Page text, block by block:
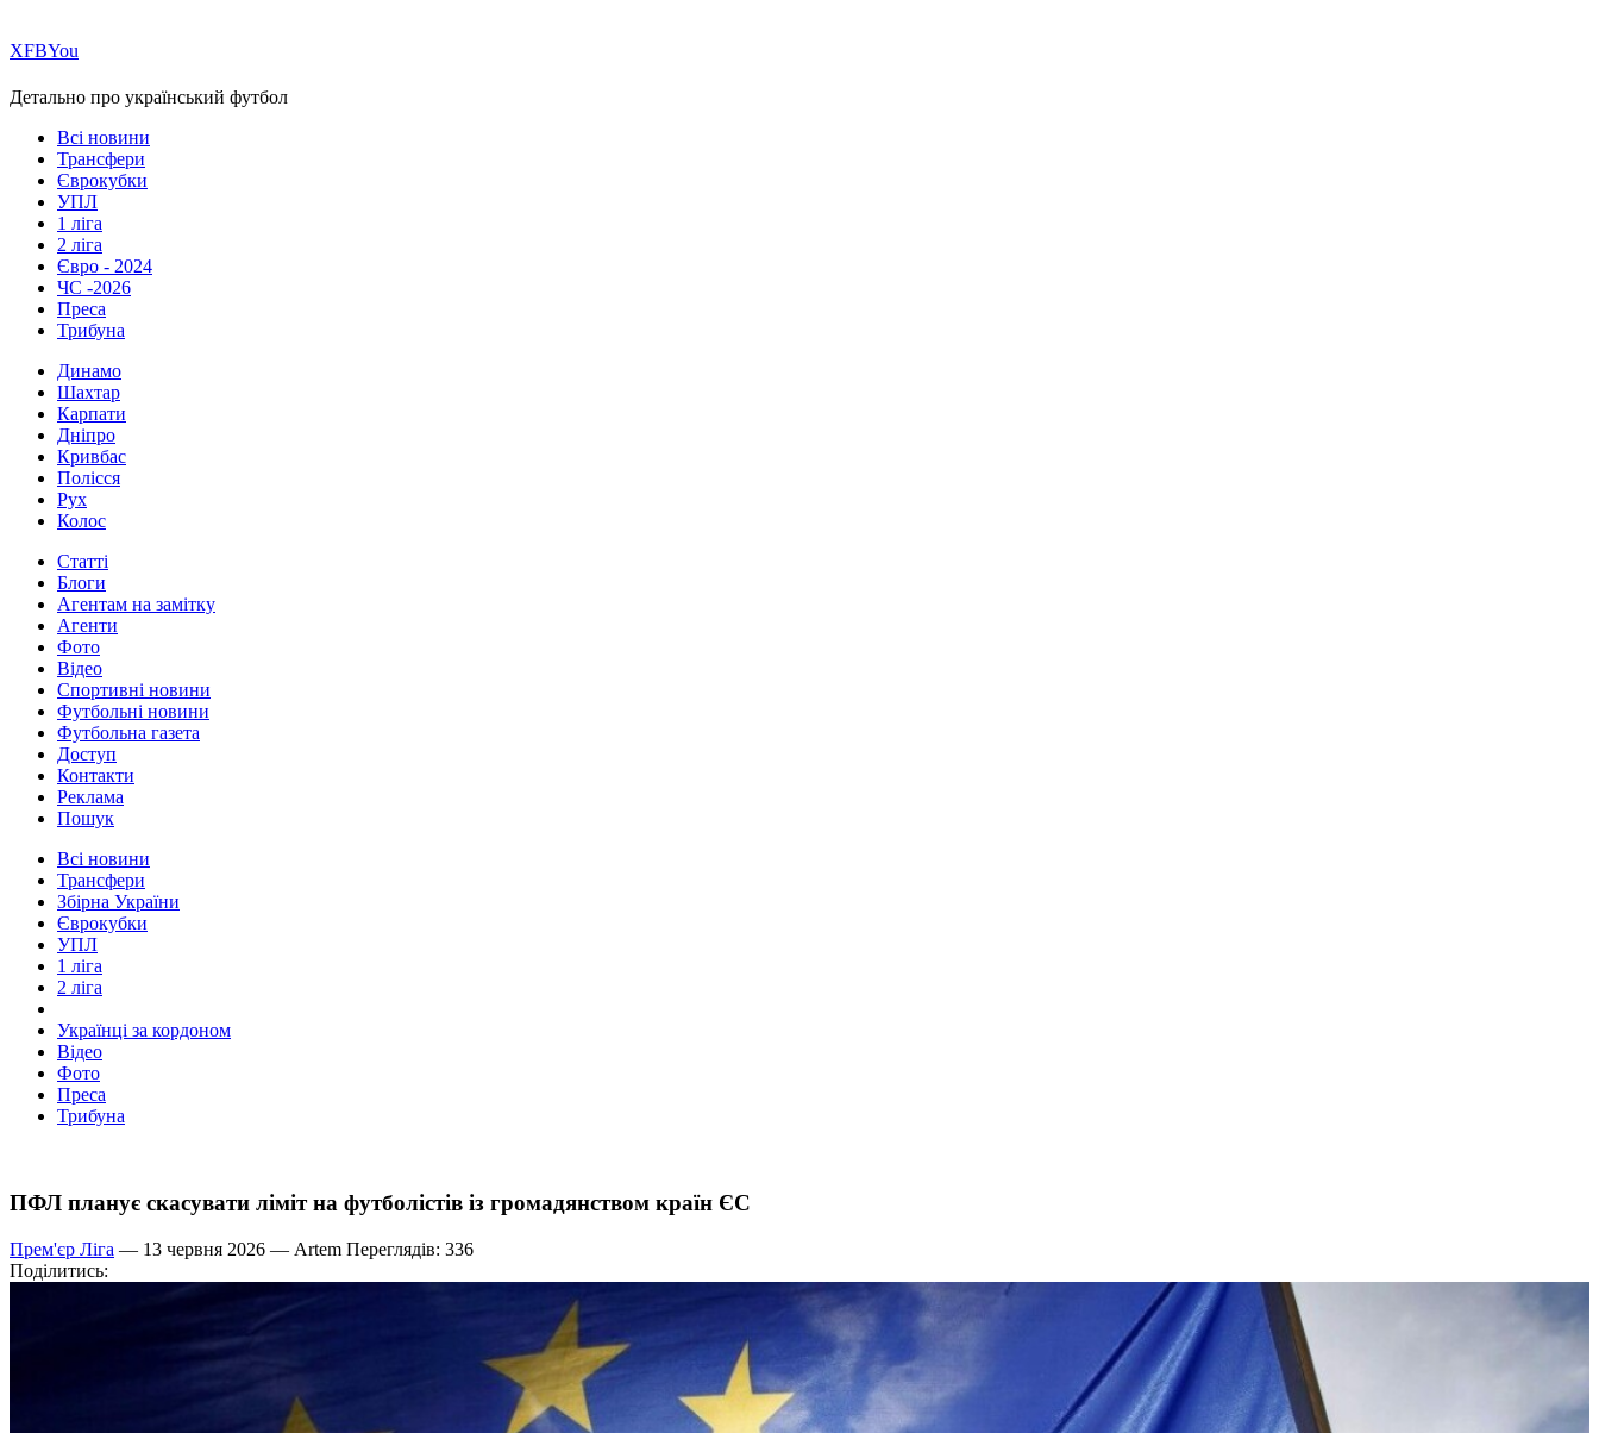
ХFBYou
Детально про український футбол
Всі новини
Трансфери
Єврокубки
УПЛ
1 ліга
2 ліга
Євро - 2024
ЧС -2026
Преса
Трибуна
Динамо
Шахтар
Карпати
Дніпро
Кривбас
Полісся
Рух
Колос
Статті
Блоги
Агентам на замітку
Агенти
Фото
Відео
Спортивні новини
Футбольні новини
Футбольна газета
Доступ
Контакти
Реклама
Пошук
Всі новини
Трансфери
Збірна України
Єврокубки
УПЛ
1 ліга
2 ліга
Українці за кордоном
Відео
Фото
Преса
Трибуна
ПФЛ планує скасувати ліміт на футболістів із громадянством країн ЄС
Прем'єр Ліга — 13 червня 2026 — Artem Переглядів: 336
Поділитись: